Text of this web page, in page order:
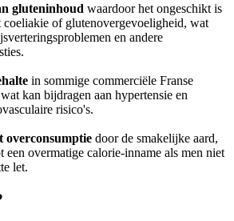
gluteninhoud waardoor het ongeschikt is
coeliakie of glutenovergevoeligheid, wat
en andere
in sommige commerciële Franse
kan bijdragen aan hypertensie en
risico's.
overconsumptie door de smakelijke aard,
een overmatige calorie-inname als men niet
let.